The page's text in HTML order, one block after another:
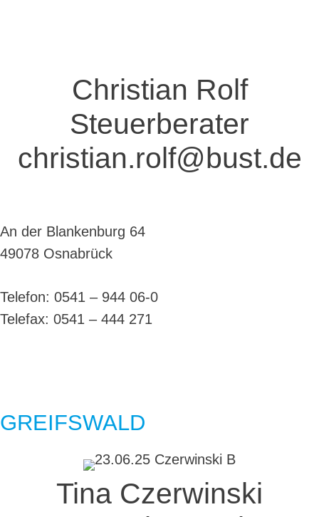
Christian Rolf
Steuerberater
christian.rolf@bust.de
An der Blankenburg 64
49078 Osnabrück
Telefon: 0541 – 944 06-0
Telefax: 0541 – 444 271
GREIFSWALD
Tina Czerwinski